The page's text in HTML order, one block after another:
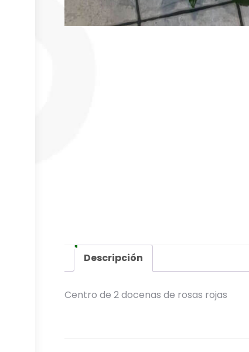
Descripción
Centro de 2 docenas de rosas rojas